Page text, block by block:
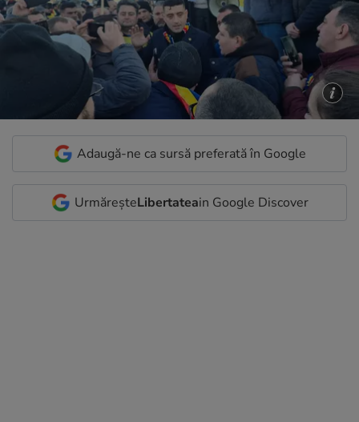
Adaugă-ne ca sursă preferată în Google
UrmăreșteLibertateain Google Discover